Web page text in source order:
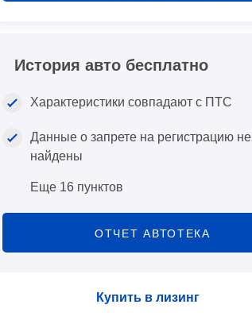
История авто бесплатно
Характеристики совпадают с ПТС
Данные о запрете на регистрацию не
найдены
Еще 16 пунктов
ОТЧЕТ АВТОТЕКА
Купить в лизинг